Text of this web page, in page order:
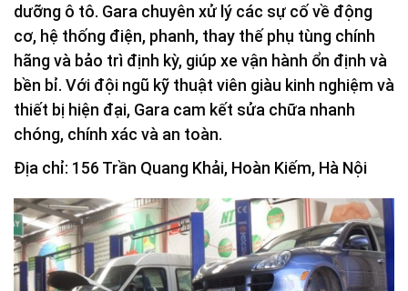
dưỡng ô tô. Gara chuyên xử lý các sự cố về động
cơ, hệ thống điện, phanh, thay thế phụ tùng chính
hãng và bảo trì định kỳ, giúp xe vận hành ổn định và
bền bỉ. Với đội ngũ kỹ thuật viên giàu kinh nghiệm và
thiết bị hiện đại, Gara cam kết sửa chữa nhanh
chóng, chính xác và an toàn.
Địa chỉ: 156 Trần Quang Khải, Hoàn Kiếm, Hà Nội